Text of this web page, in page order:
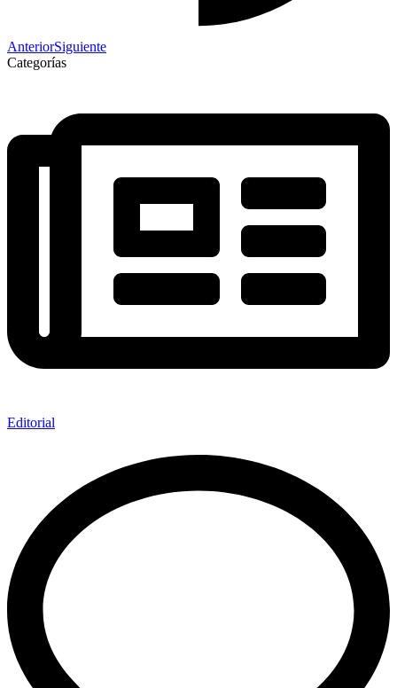
AnteriorSiguiente
Categorías
Editorial